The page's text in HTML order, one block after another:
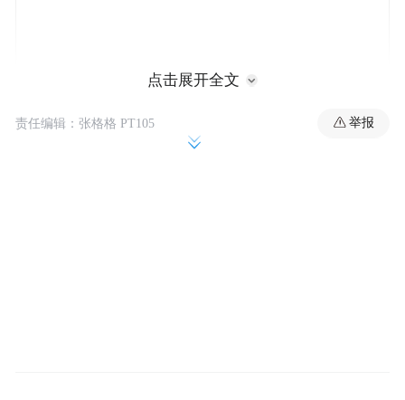
点击展开全文
责任编辑：张格格 PT105 举报